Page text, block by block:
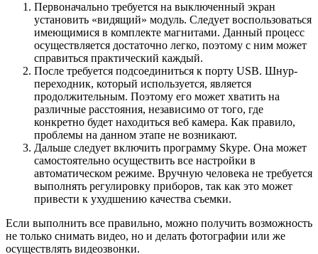
Первоначально требуется на выключенный экран
установить «видящий» модуль. Следует воспользоваться
имеющимися в комплекте магнитами. Данный процесс
осуществляется достаточно легко, поэтому с ним может
справиться практический каждый.
После требуется подсоединиться к порту USB. Шнур-
переходник, который используется, является
продолжительным. Поэтому его может хватить на
различные расстояния, независимо от того, где
конкретно будет находиться веб камера. Как правило,
проблемы на данном этапе не возникают.
Дальше следует включить программу Skype. Она может
самостоятельно осуществить все настройки в
автоматическом режиме. Вручную человека не требуется
выполнять регулировку приборов, так как это может
привести к ухудшению качества съемки.
Если выполнить все правильно, можно получить возможность
не только снимать видео, но и делать фотографии или же
осуществлять видеозвонки.